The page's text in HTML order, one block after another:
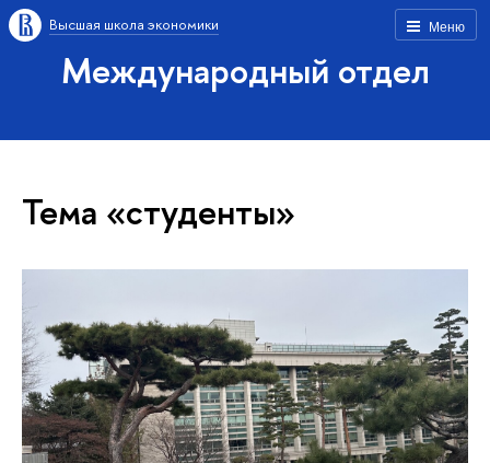
Меню
Высшая школа экономики
Международный отдел
Тема «студенты»